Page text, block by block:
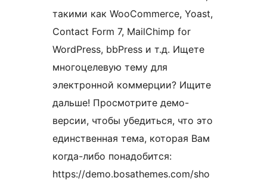
такими как WooCommerce, Yoast,
Contact Form 7, MailChimp for
WordPress, bbPress и т.д. Ищете
многоцелевую тему для
электронной коммерции? Ищите
дальше! Просмотрите демо-
версии, чтобы убедиться, что это
единственная тема, которая Вам
когда-либо понадобится:
https://demo.bosathemes.com/sho